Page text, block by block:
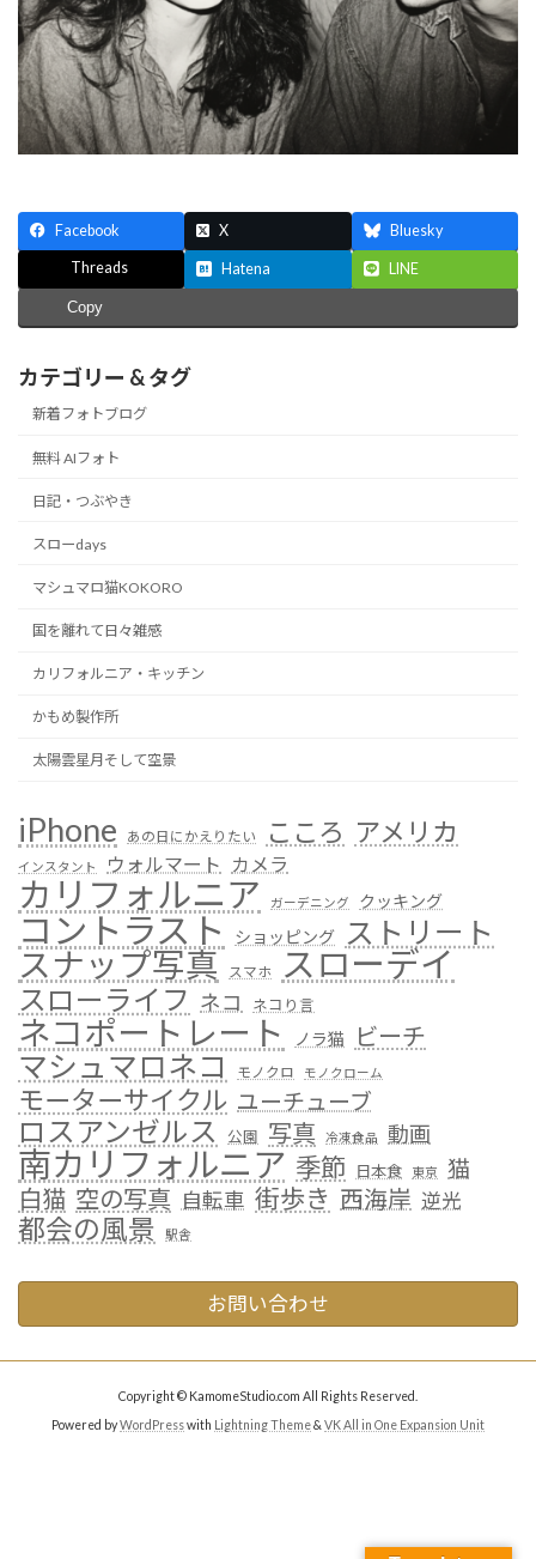
Facebook X Bluesky
Threads Hatena LINE
Copy
カテゴリー & タグ
新着フォトブログ
無料 AIフォト
日記・つぶやき
スローdays
マシュマロ猫KOKORO
国を離れて日々雑感
カリフォルニア・キッチン
かもめ製作所
太陽雲星月そして空景
iPhone あの日にかえりたい こころ アメリカ
インスタント ウォルマート カメラ
カリフォルニア ガーデニング クッキング
コントラスト ショッピング ストリート
スナップ写真 スマホ スローデイ
スローライフ ネコ ネコり言
ネコポートレート ノラ猫 ビーチ
マシュマロネコ モノクロ モノクローム
モーターサイクル ユーチューブ
ロスアンゼルス 公園 写真 冷凍食品 動画
南カリフォルニア 季節 日本食 東京 猫
白猫 空の写真 自転車 街歩き 西海岸 逆光
都会の風景 駅舎
お問い合わせ
Copyright © KamomeStudio.com All Rights Reserved.
Powered byWordPresswith Lightning Theme&VK All in One Expansion Unit